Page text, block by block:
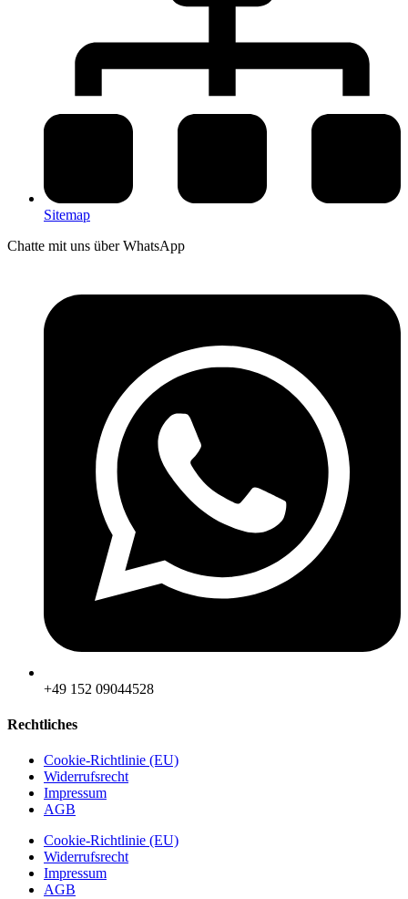
Sitemap
Chatte mit uns über WhatsApp
‪+49 152 09044528
Rechtliches
Cookie-Richtlinie (EU)
Widerrufsrecht
Impressum
AGB
Cookie-Richtlinie (EU)
Widerrufsrecht
Impressum
AGB